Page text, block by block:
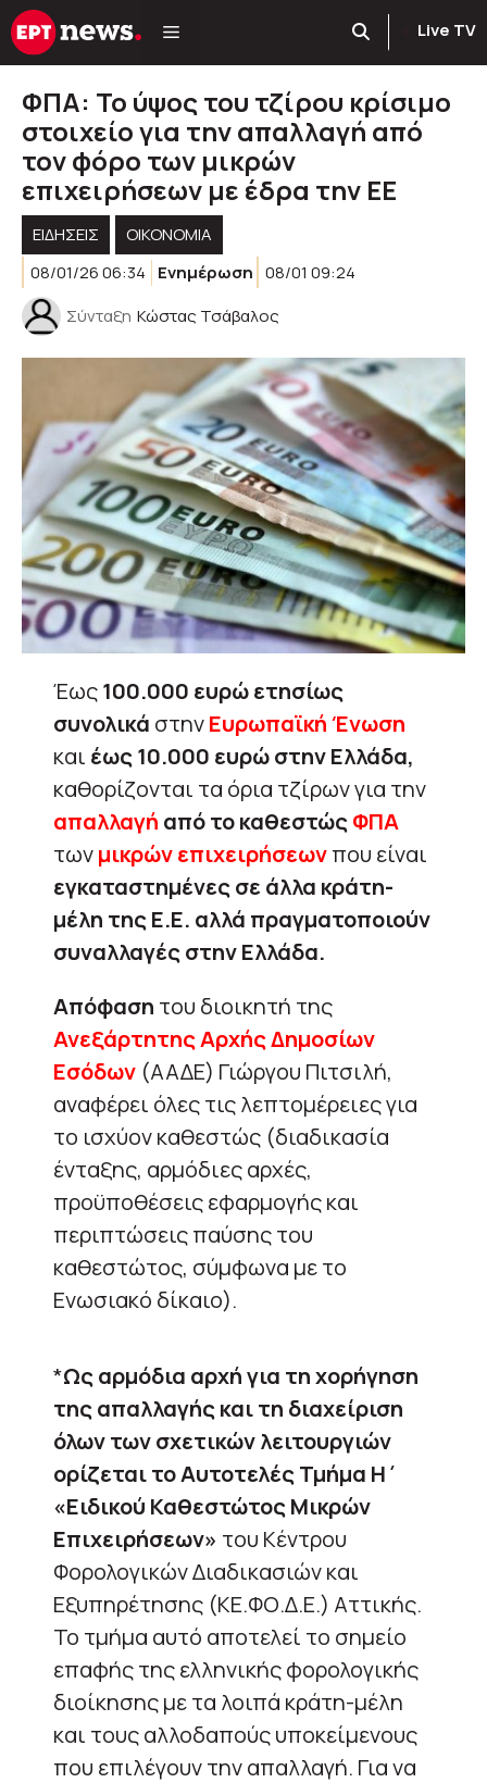
Μετάβαση
σε
Live TV
ΦΠΑ: Το ύψος του τζίρου κρίσιμο
στοιχείο για την απαλλαγή από
τον φόρο των μικρών
επιχειρήσεων με έδρα την ΕΕ
ΕΙΔΗΣΕΙΣ
ΟΙΚΟΝΟΜΙΑ
08/01/26 06:34
Ενημέρωση 08/01 09:24
Σύνταξη Κώστας Τσάβαλος
Έως100.000 ευρώ ετησίως
συνολικά στηνΕυρωπαϊκή Ένωση
και έως 10.000 ευρώ στην Ελλάδα,
καθορίζονται τα όρια τζίρων για την
απαλλαγή από το καθεστώςΦΠΑ
τωνμικρών επιχειρήσεωνπου είναι
εγκαταστημένες σε άλλα κράτη-
μέλη της Ε.Ε. αλλά πραγματοποιούν
συναλλαγές στην Ελλάδα.
Απόφαση του διοικητή της
Ανεξάρτητης Αρχής Δημοσίων
Εσόδων (ΑΑΔΕ) Γιώργου Πιτσιλή,
αναφέρει όλες τις λεπτομέρειες για
το ισχύον καθεστώς (διαδικασία
ένταξης, αρμόδιες αρχές,
προϋποθέσεις εφαρμογής και
περιπτώσεις παύσης του
καθεστώτος, σύμφωνα με το
Ενωσιακό δίκαιο).
*Ως αρμόδια αρχή για τη χορήγηση
της απαλλαγής και τη διαχείριση
όλων των σχετικών λειτουργιών
ορίζεται το Αυτοτελές Τμήμα Η΄
«Ειδικού Καθεστώτος Μικρών
Επιχειρήσεων» του Κέντρου
Φορολογικών Διαδικασιών και
Εξυπηρέτησης (ΚΕ.ΦΟ.Δ.Ε.) Αττικής.
Το τμήμα αυτό αποτελεί το σημείο
επαφής της ελληνικής φορολογικής
διοίκησης με τα λοιπά κράτη-μέλη
και τους αλλοδαπούς υποκείμενους
που επιλέγουν την απαλλαγή. Για να